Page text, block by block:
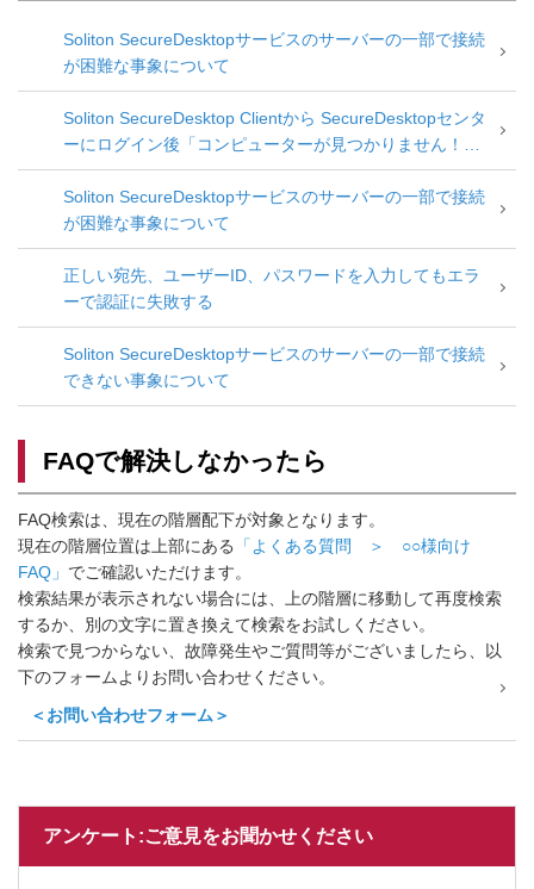
Soliton SecureDesktopサービスのサーバーの一部で接続
が困難な事象について
Soliton SecureDesktop Clientから SecureDesktopセンタ
ーにログイン後「コンピューターが見つかりません！」
メッセージとなる
Soliton SecureDesktopサービスのサーバーの一部で接続
が困難な事象について
正しい宛先、ユーザーID、パスワードを入力してもエラ
ーで認証に失敗する
Soliton SecureDesktopサービスのサーバーの一部で接続
できない事象について
FAQで解決しなかったら
FAQ検索は、現在の階層配下が対象となります。
現在の階層位置は上部にある
「よくある質問 ＞ ○○様向け
FAQ」 でご確認いただけます。
検索結果が表示されない場合には、上の階層に移動して再度検索
するか、別の文字に置き換えて検索をお試しください。
検索で見つからない、故障発生やご質問等がございましたら、以
下のフォームよりお問い合わせください。
＜お問い合わせフォーム＞
アンケート:ご意見をお聞かせください